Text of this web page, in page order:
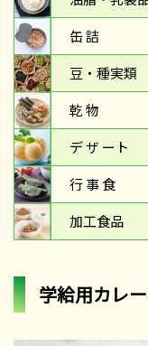
缶 詰
豆・種実類
乾 物
デ ザ ート
行 事 食
加工食品
学給用カレ